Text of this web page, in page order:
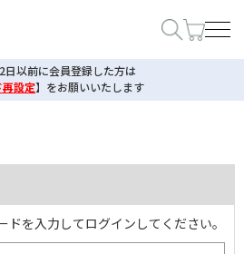
日以前に会員登録した方は
再設定】 をお願いいたします
を入力してログインしてください。